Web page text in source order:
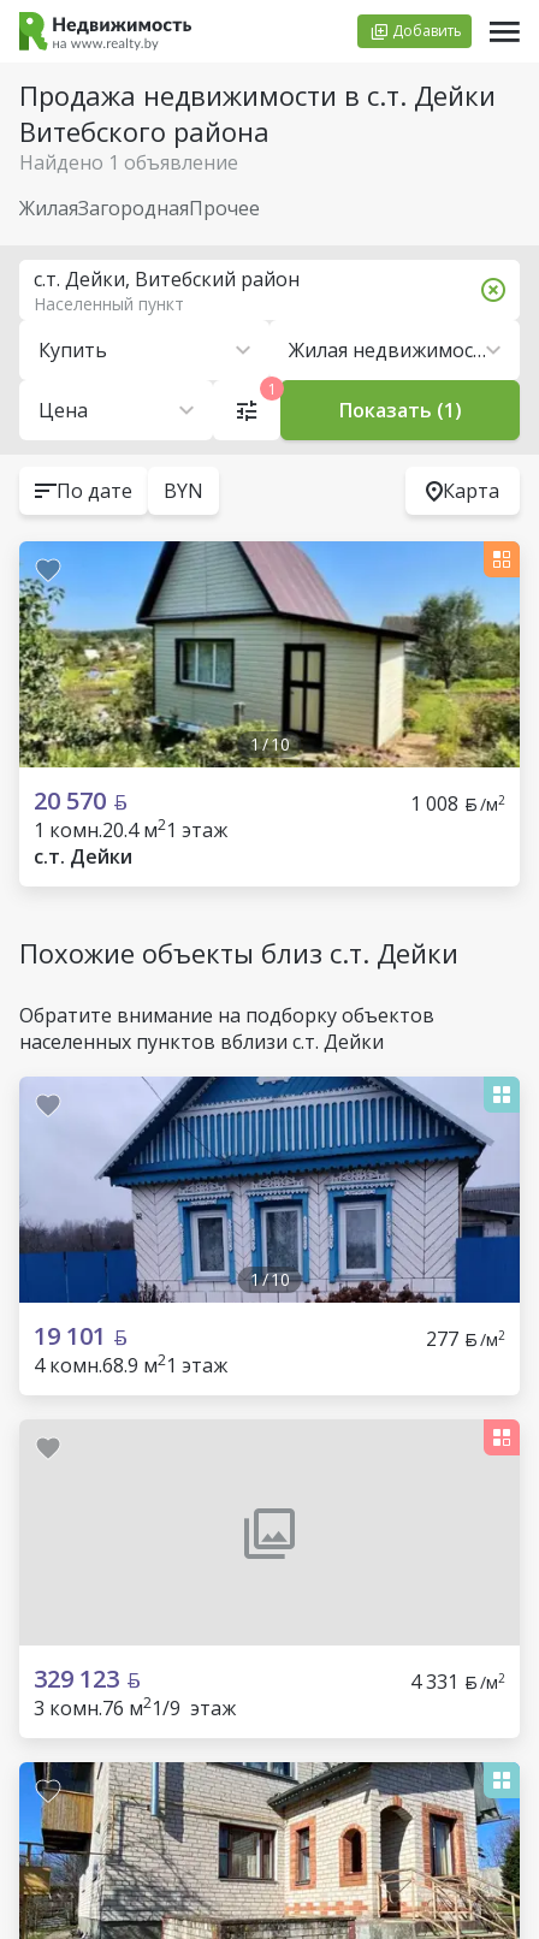
Добавить
Продажа недвижимости в с.т. Дейки
Витебского района
Найдено 1 объявление
ЖилаяЗагороднаяПрочее
Купить Жилая недвижимость
Цена
с.т. Дейки, Витебский район
Населенный пункт
1
Показать (1)
По дате BYN Карта
1/10
20 570 1 008 /м2
1 комн.20.4 м21 этаж
с.т. Дейки
Похожие объекты близ с.т. Дейки
Обратите внимание на подборку объектов
населенных пунктов вблизи с.т. Дейки
1/10
19 101 277 /м2
4 комн.68.9 м21 этаж
329 123 4 331 /м2
3 комн.76 м21/9 этаж